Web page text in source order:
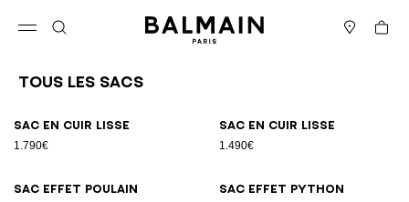
Panier
Tous les Sacs
Sac en cuir lisse
1.790€
Sac en cuir lisse
1.490€
Sac effet poulain Sac effet python